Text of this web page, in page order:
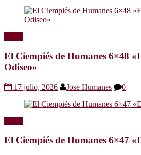
El Ciempiés de Humanes 6×48
Odiseo»
17 julio, 2026 Jose Humanes 0
El Ciempiés de Humanes 6×47